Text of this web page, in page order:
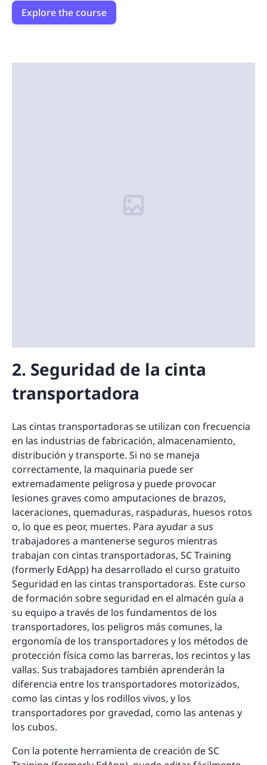
Explore the course
2. Seguridad de la cinta
transportadora
Las cintas transportadoras se utilizan con frecuencia
en las industrias de fabricación, almacenamiento,
distribución y transporte. Si no se maneja
correctamente, la maquinaria puede ser
extremadamente peligrosa y puede provocar
lesiones graves como amputaciones de brazos,
laceraciones, quemaduras, raspaduras, huesos rotos
o, lo que es peor, muertes. Para ayudar a sus
trabajadores a mantenerse seguros mientras
trabajan con cintas transportadoras, SC Training
(formerly EdApp) ha desarrollado el curso gratuito
Seguridad en las cintas transportadoras. Este curso
de formación sobre seguridad en el almacén guía a
su equipo a través de los fundamentos de los
transportadores, los peligros más comunes, la
ergonomía de los transportadores y los métodos de
protección física como las barreras, los recintos y las
vallas. Sus trabajadores también aprenderán la
diferencia entre los transportadores motorizados,
como las cintas y los rodillos vivos, y los
transportadores por gravedad, como las antenas y
los cubos.
Con la potente herramienta de creación de SC